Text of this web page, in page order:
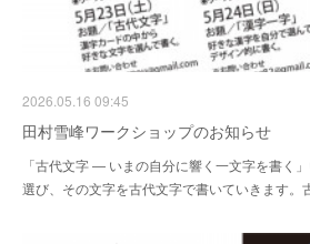
2026.05.16 09:45
田村雪峰ワークショップのお知らせ
「古代文字 ― いまの自分に響く一文字を書く
選び、その文字を古代文字で書いていきます